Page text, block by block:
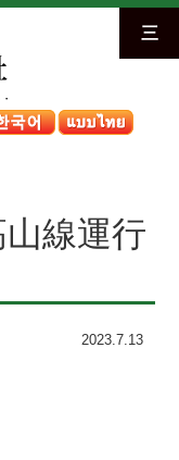
三
山線運行
2023.7.13